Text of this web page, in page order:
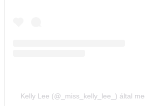
Kelly Lee (@_miss_kelly_lee_) által